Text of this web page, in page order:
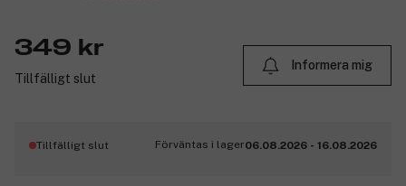
349 kr
Tillfälligt slut
Informera mig
Tillfälligt slut Förväntas i lager06.08.2026 - 16.08.2026